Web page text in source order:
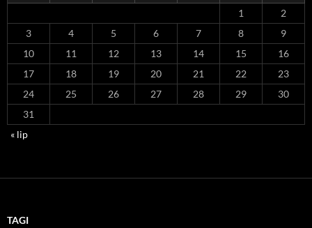
1
2
3
4 5 6 7 8
9
10
11 12 13 14 15
16
17
18 19 20 21 22
23
24
25 26 27 28 29
30
31
« lip
TAGI